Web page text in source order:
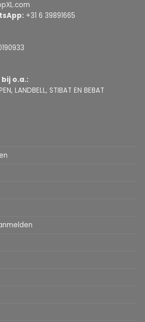
+31 6 39891665
o.a.:
LANDBELL, STIBAT EN BEBAT